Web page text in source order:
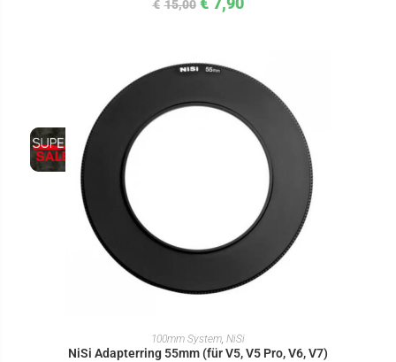
€ 15,00
IN DEN WARENKORB
100mm System, NiSi
NiSi Adapterring 55mm (für V5, V5 Pro, V6, V7)